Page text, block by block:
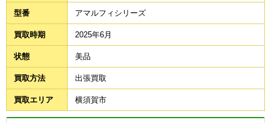
型番 アマルフィシリーズ
買取時期 2025年6月
状態 美品
買取方法 出張買取
買取エリア 横須賀市